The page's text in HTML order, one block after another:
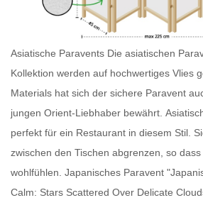
Asiatische Paravents Die asiatischen
Kollektion werden auf hochwertiges Vlies
Materials hat sich der sichere Paravent
jungen Orient-Liebhaber bewährt.
perfekt für ein Restaurant in diesem Stil.
zwischen den Tischen abgrenzen, so
wohlfühlen. Japanisches Paravent
Calm: Stars Scattered Over Delicate